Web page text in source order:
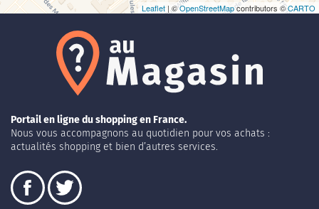
Leaflet | ©OpenStreetMapcontributors ©CARTO
Portail en ligne du shopping en France.
Nous vous accompagnons au quotidien pour vos achats :
actualités shopping et bien d’autres services.